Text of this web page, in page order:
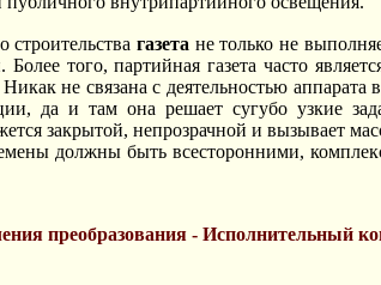
газета не только не
того, партийная газета часто
не связана с деятельностью аппарата
да и там она решает сугубо узкие
закрытой, непрозрачной и вызывает
должны быть всесторонними,
преобразования - Исполнительный